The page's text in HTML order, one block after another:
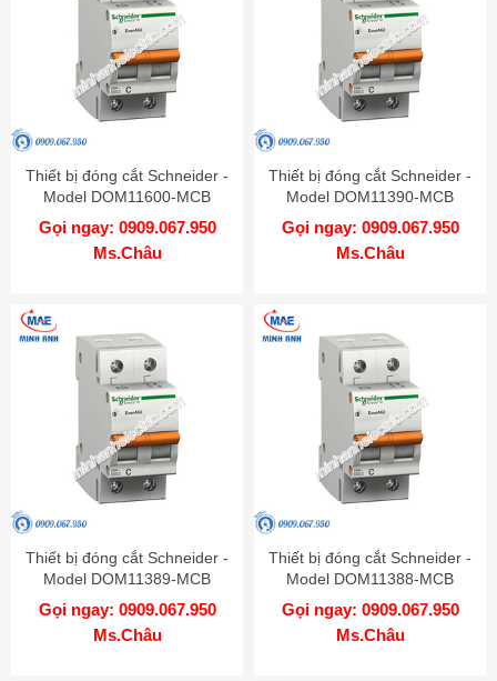
Thiết bị đóng cắt Schneider -
Model DOM11600-MCB
Gọi ngay: 0909.067.950
Ms.Châu
Thiết bị đóng cắt Schneider -
Model DOM11390-MCB
Gọi ngay: 0909.067.950
Ms.Châu
Thiết bị đóng cắt Schneider -
Model DOM11389-MCB
Gọi ngay: 0909.067.950
Ms.Châu
Thiết bị đóng cắt Schneider -
Model DOM11388-MCB
Gọi ngay: 0909.067.950
Ms.Châu